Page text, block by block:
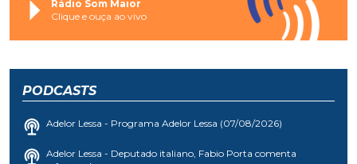
Rádio Som Maior
Clique e ouça ao vivo
PODCASTS
Adelor Lessa - Programa Adelor Lessa (07/08/2026)
Adelor Lessa - Deputado italiano, Fabio Porta comenta